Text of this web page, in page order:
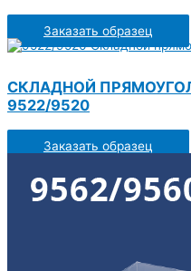
Заказать образец
СКЛАДНОЙ
9522/9520
Заказать образец